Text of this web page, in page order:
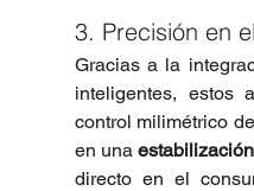
3. Precisión en
Gracias a la
inteligentes, estos
control milimétrico
en una
directo en el